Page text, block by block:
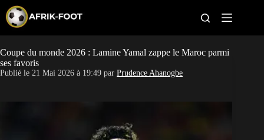
p
o
c
o
CAN féminine
Clubs
Coupe du monde 2026 : Lamine Yamal zappe le Maroc parmi
ses favoris
Publié le 21 Mai 2026 à 19:49 par Prudence Ahanogbe